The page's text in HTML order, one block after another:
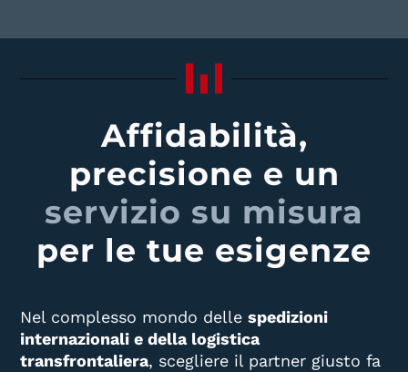
Affidabilità,
precisione e un
servizio su misura
per le tue esigenze
Nel complesso mondo dellespedizioni
internazionali e della logistica
transfrontaliera, scegliere il partner giusto fa